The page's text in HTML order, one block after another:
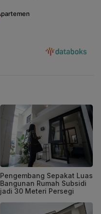
Pengembang Sepakat Luas
Bangunan Rumah Subsidi
jadi 30 Meteri Persegi